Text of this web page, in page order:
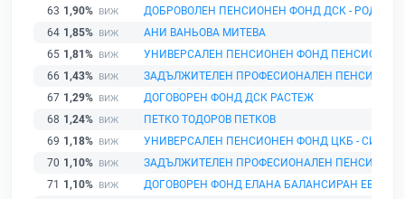
63 1,90%
ДОБРОВОЛЕН ПЕНСИОНЕН ФОНД ДСК - РОДИНА
64 1,85%
АНИ ВАНЬОВА МИТЕВА
65 1,81%
УНИВЕРСАЛЕН ПЕНСИОНЕН ФОНД
66 1,43%
ЗАДЪЛЖИТЕЛЕН ПРОФЕСИОНАЛЕН
67 1,29%
ДОГОВОРЕН ФОНД ДСК РАСТЕЖ
68 1,24%
ПЕТКО ТОДОРОВ ПЕТКОВ
69 1,18%
УНИВЕРСАЛЕН ПЕНСИОНЕН ФОНД ЦКБ - СИЛА
70 1,10%
ЗАДЪЛЖИТЕЛЕН ПРОФЕСИОНАЛЕН
71
1,10%
ДОГОВОРЕН ФОНД ЕЛАНА БАЛАНСИРАН ЕВРО